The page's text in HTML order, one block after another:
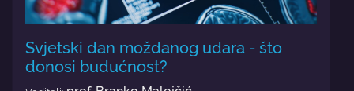
Svjetski dan moždanog udara - što
donosi budućnost?